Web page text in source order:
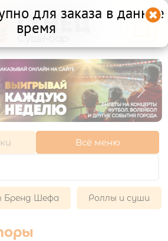
Фрунзе
Всё меню
Шефа Роллы и суши

для заказа в данное
время